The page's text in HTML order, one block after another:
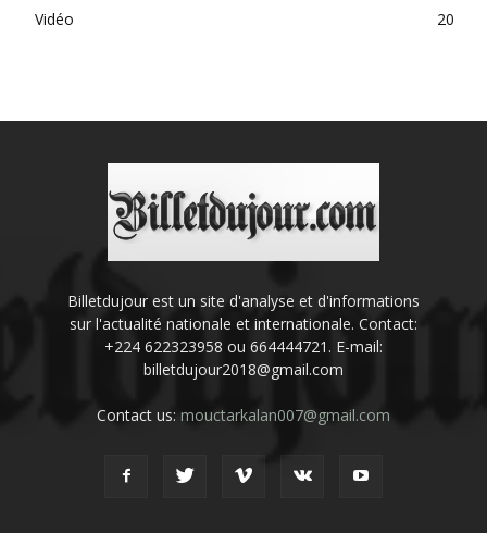
Vidéo
20
Billetdujour est un site d'analyse et d'informations
sur l'actualité nationale et internationale. Contact:
+224 622323958 ou 664444721. E-mail:
billetdujour2018@gmail.com
Contact us: mouctarkalan007@gmail.com